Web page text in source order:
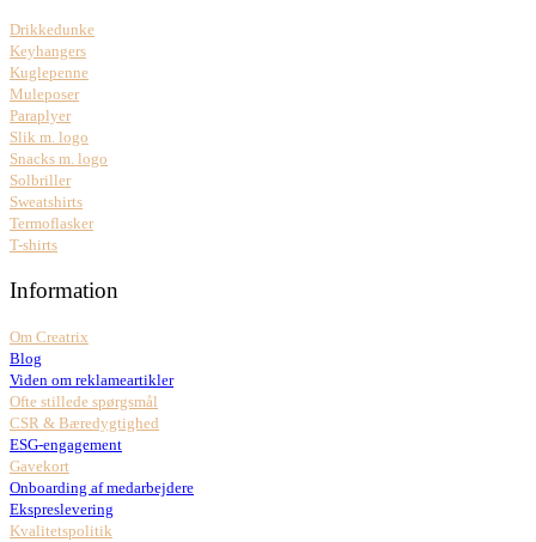
Drikkedunke
Keyhangers
Kuglepenne
Muleposer
Paraplyer
Slik m. logo
Snacks m. logo
Solbriller
Sweatshirts
Termoflasker
T-shirts
Information
Om Creatrix
Blog
Viden om reklameartikler
Ofte stillede spørgsmål
CSR & Bæredygtighed
ESG-engagement
Gavekort
Onboarding af medarbejdere
Ekspreslevering
Kvalitetspolitik